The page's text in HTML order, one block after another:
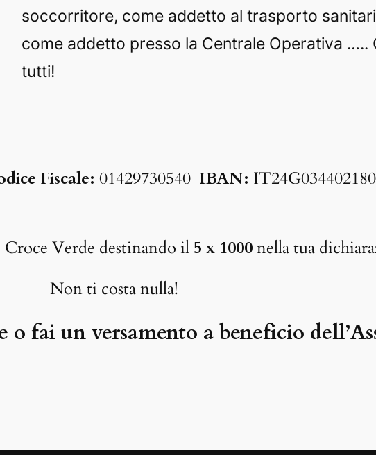
soccorritore, come addetto al trasporto
come addetto presso la Centrale Operativa …..
tutti!
Fiscale: 01429730540 IBAN:
Croce Verde destinando il 5 x 1000nella tua
Non ti costa nulla!
fai un versamento a beneficio